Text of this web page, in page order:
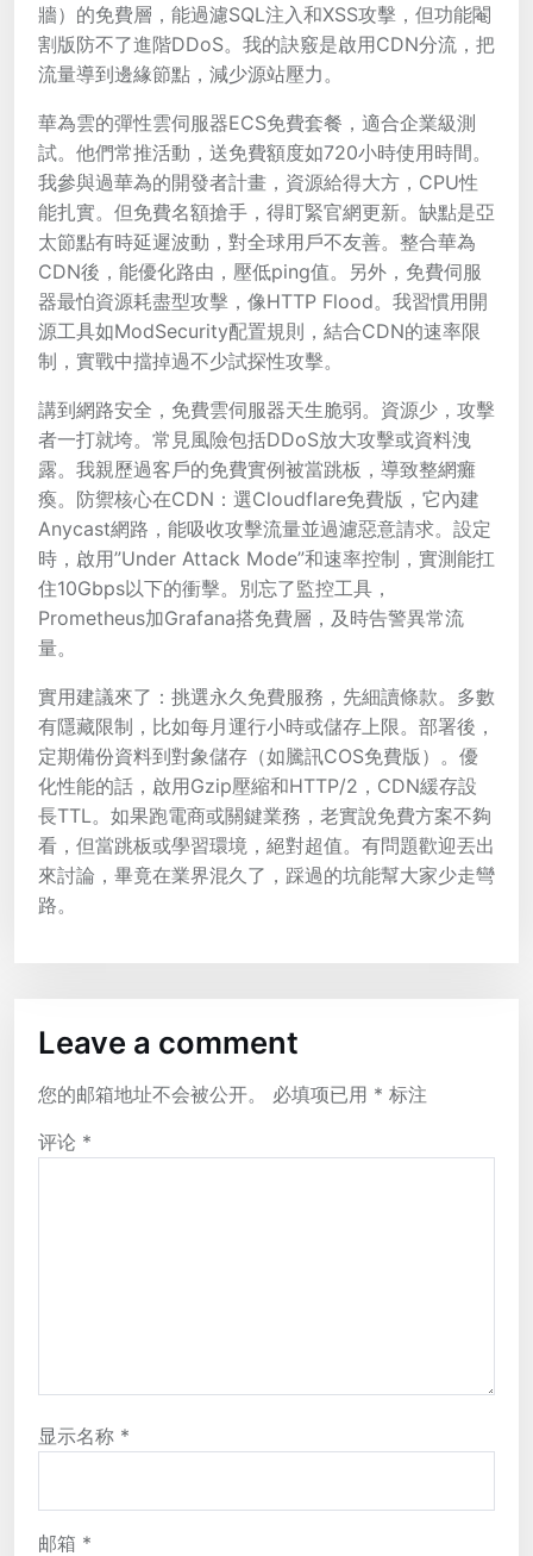
牆）的免費層，能過濾SQL注入和XSS攻擊，但功能閹
割版防不了進階DDoS。我的訣竅是啟用CDN分流，把
流量導到邊緣節點，減少源站壓力。
華為雲的彈性雲伺服器ECS免費套餐，適合企業級測
試。他們常推活動，送免費額度如720小時使用時間。
我參與過華為的開發者計畫，資源給得大方，CPU性
能扎實。但免費名額搶手，得盯緊官網更新。缺點是亞
太節點有時延遲波動，對全球用戶不友善。整合華為
CDN後，能優化路由，壓低ping值。另外，免費伺服
器最怕資源耗盡型攻擊，像HTTP Flood。我習慣用開
源工具如ModSecurity配置規則，結合CDN的速率限
制，實戰中擋掉過不少試探性攻擊。
講到網路安全，免費雲伺服器天生脆弱。資源少，攻擊
者一打就垮。常見風險包括DDoS放大攻擊或資料洩
露。我親歷過客戶的免費實例被當跳板，導致整網癱
瘓。防禦核心在CDN：選Cloudflare免費版，它內建
Anycast網路，能吸收攻擊流量並過濾惡意請求。設定
時，啟用”Under Attack Mode”和速率控制，實測能扛
住10Gbps以下的衝擊。別忘了監控工具，
Prometheus加Grafana搭免費層，及時告警異常流
量。
實用建議來了：挑選永久免費服務，先細讀條款。多數
有隱藏限制，比如每月運行小時或儲存上限。部署後，
定期備份資料到對象儲存（如騰訊COS免費版）。優
化性能的話，啟用Gzip壓縮和HTTP/2，CDN緩存設
長TTL。如果跑電商或關鍵業務，老實說免費方案不夠
看，但當跳板或學習環境，絕對超值。有問題歡迎丟出
來討論，畢竟在業界混久了，踩過的坑能幫大家少走彎
路。
Leave a comment
您的邮箱地址不会被公开。 必填项已用 * 标注
评论 *
显示名称 *
邮箱 *